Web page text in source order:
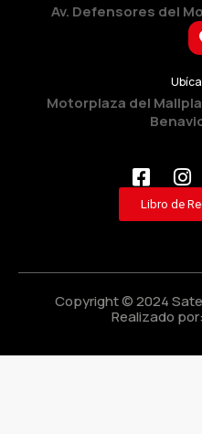
Av. Defensores del
Motorplaza del
Libro de
Copyright © 2024
Realizado por: